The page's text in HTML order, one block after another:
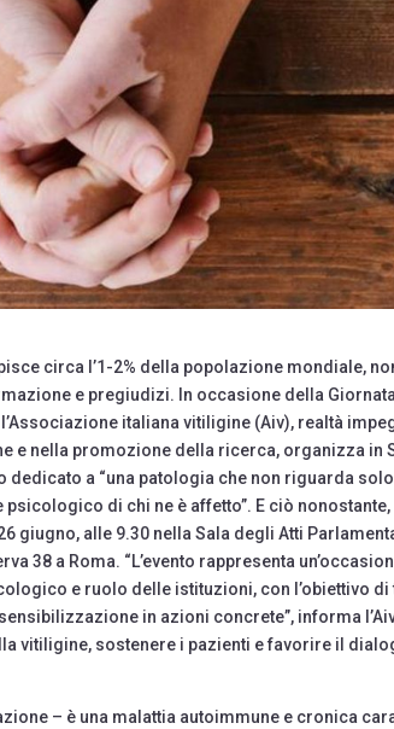
circa l’1-2% della popolazione mondiale,
e pregiudizi. In occasione della
italiana vitiligine (Aiv), realtà
e nella promozione della ricerca, organizza in
dedicato a “una patologia che non riguarda
di chi ne è affetto”. E ciò nonostante,
giugno, alle 9.30 nella Sala degli Atti
38 a Roma. “L’evento rappresenta
e ruolo delle istituzioni, con l’obiettivo
in azioni concrete”, informa
vitiligine, sostenere i pazienti e favorire il
– è una malattia autoimmune e cronica